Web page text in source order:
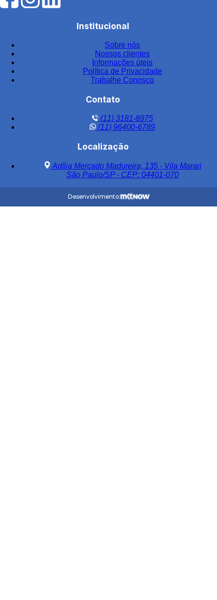
Institucional
Sobre nós
Nossos clientes
Informações úteis
Política de Privacidade
Trabalhe Conosco
Contato
(11) 3181-8975
(11) 96400-6789
Localização
Adília Mercado Madureira, 135 - Vila Marari
São Paulo/SP - CEP: 04401-070
Desenvolvimento: